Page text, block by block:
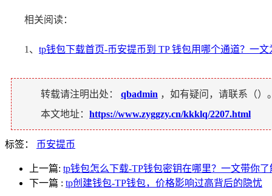
相关阅读：
1、 tp钱包下载首页-币安提币到 TP 钱包用哪个通道？一文
转载请注明出处： qbadmin ，如有疑问，请联系（）。
本文地址： https://www.zyggzy.cn/kkklq/2207.html
标签： 币安提币
上一篇: tp钱包怎么下载-TP钱包密钥在哪里？一文带你了
下一篇 : tp创建钱包-TP钱包，价格影响过高背后的隐忧